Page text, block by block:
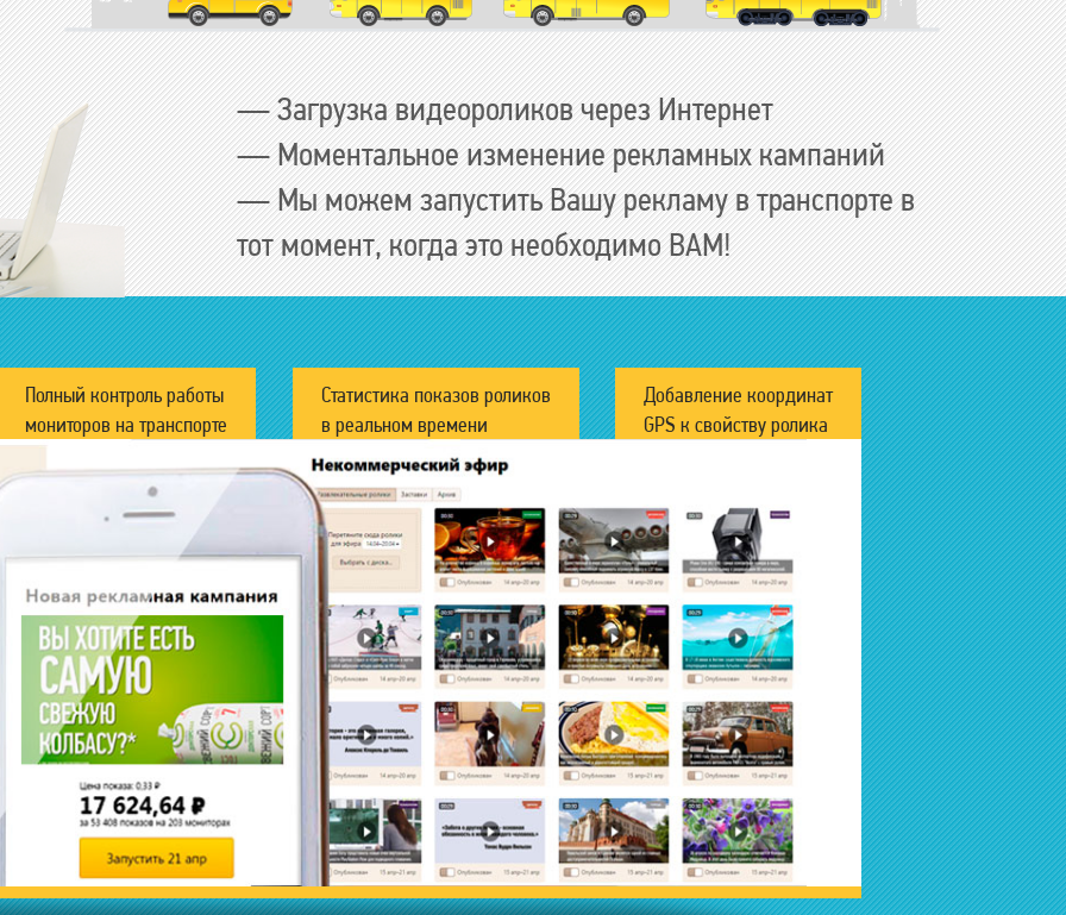
— Загрузка видеороликов через Интернет
— Моментальное изменение рекламных кампаний
— Мы можем запустить Вашу рекламу в транспорте в
тот момент, когда это необходимо ВАМ!
Полный контроль работы
мониторов на транспорте
Статистика показов роликов
в реальном времени
Добавление координат
GPS к свойству ролика